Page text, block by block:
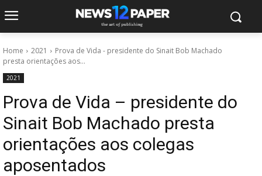
Home 2021
Prova de Vida - presidente do Sinait Bob Machado
presta orientações aos...
2021
Prova de Vida – presidente do
Sinait Bob Machado presta
orientações aos colegas
aposentados